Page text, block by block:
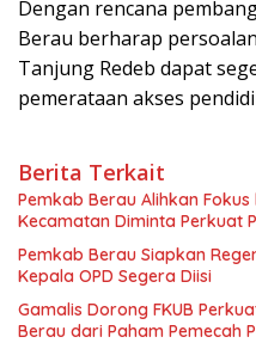
Dengan rencana
Berau berharap
Tanjung Redeb dapat
pemerataan akses
Berita Terkait
Pemkab Berau Alihkan Fokus
Kecamatan Diminta Perkuat
Pemkab Berau Siapkan
Kepala OPD Segera Diisi
Gamalis Dorong FKUB
Berau dari Paham Pemecah